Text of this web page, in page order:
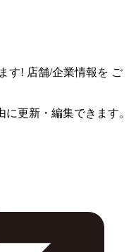
す! 店舗/企業情報を ご
更新・編集できます。